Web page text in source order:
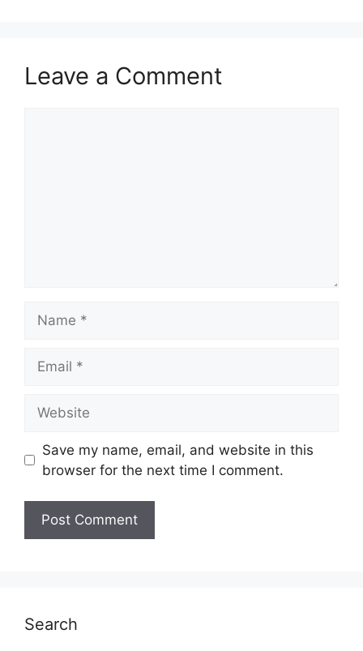
Leave a Comment
Save my name, email, and website in this
browser for the next time I comment.
Search